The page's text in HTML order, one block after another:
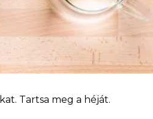
Tartsa meg a héját.